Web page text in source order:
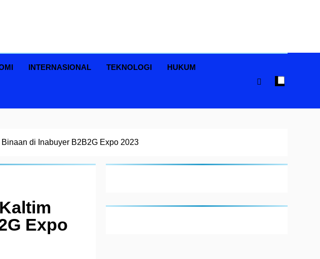
INTERNASIONAL TEKNOLOGI HUKUM
di Inabuyer B2B2G Expo 2023
Expo